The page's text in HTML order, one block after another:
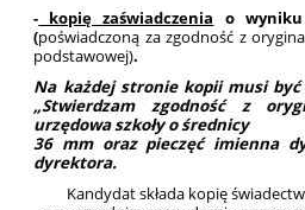
- kopię zaświadczenia o wyniku
(poświadczoną za zgodność z
podstawowej).
Na każdej stronie kopii musi
„Stwierdzam zgodność z
urzędowa szkoły o średnicy
36 mm oraz pieczęć imienna
dyrektora.
Kandydat składa kopię